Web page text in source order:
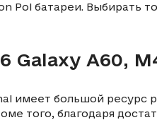
батареи. Выбирать
Galaxy A60,
имеет большой ресурс
того, благодаря